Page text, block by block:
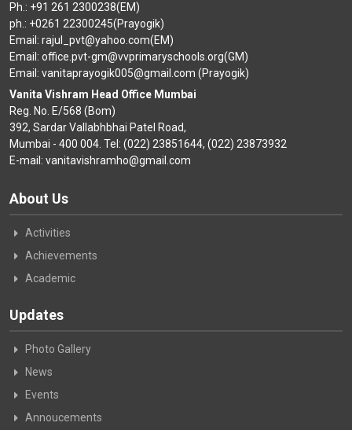
Ph.: +91 261 2300238(EM)
ph.: +0261 22300245(Prayogik)
Email: rajul_pvt@yahoo.com(EM)
Email: office.pvt-gm@vvprimaryschools.org(GM)
Email: vanitaprayogik005@gmail.com (Prayogik)
Vanita Vishram Head Office Mumbai
Reg. No. E/568 (Bom)
392, Sardar Vallabhbhai Patel Road,
Mumbai - 400 004. Tel: (022) 23851644, (022) 23873932
E-mail: vanitavishramho@gmail.com
About Us
Activities
Achievements
Academic
Updates
Photo Gallery
News
Events
Annoucements